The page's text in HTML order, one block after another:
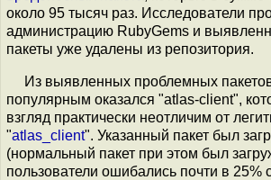
около 95 тысяч раз. Исследователи
администрацию RubyGems и
пакеты уже удалены из репозитория.
Из выявленных проблемных
популярным оказался "atlas-client",
взгляд практически неотличим от
"atlas_client". Указанный пакет был
(нормальный пакет при этом был
пользователи ошибались почти в 25%